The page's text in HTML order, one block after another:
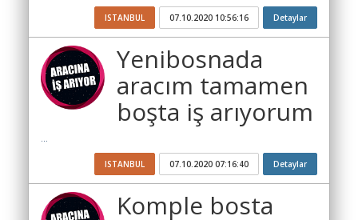
ISTANBUL 07.10.2020 10:56:16 Detaylar
Yenibosnada
aracım tamamen
boşta iş arıyorum
...
ISTANBUL 07.10.2020 07:16:40 Detaylar
Komple bosta